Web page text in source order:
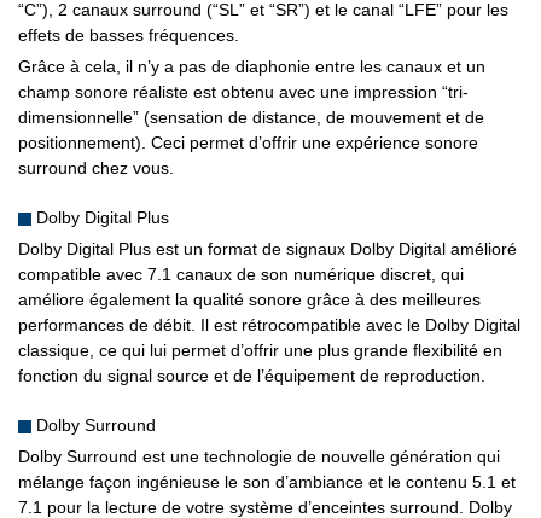
“C”), 2 canaux surround (“SL” et “SR”) et le canal “LFE” pour les
effets de basses fréquences.
Grâce à cela, il n’y a pas de diaphonie entre les canaux et un
champ sonore réaliste est obtenu avec une impression “tri-
dimensionnelle” (sensation de distance, de mouvement et de
positionnement). Ceci permet d’offrir une expérience sonore
surround chez vous.
Dolby Digital Plus
Dolby Digital Plus est un format de signaux Dolby Digital amélioré
compatible avec 7.1 canaux de son numérique discret, qui
améliore également la qualité sonore grâce à des meilleures
performances de débit. Il est rétrocompatible avec le Dolby Digital
classique, ce qui lui permet d’offrir une plus grande flexibilité en
fonction du signal source et de l’équipement de reproduction.
Dolby Surround
Dolby Surround est une technologie de nouvelle génération qui
mélange façon ingénieuse le son d’ambiance et le contenu 5.1 et
7.1 pour la lecture de votre système d’enceintes surround. Dolby